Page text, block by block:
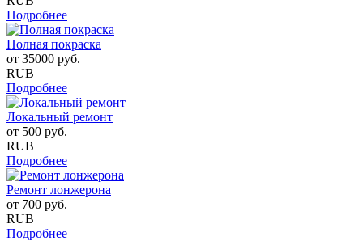
Подробнее
Полная покраска
от 35000 руб.
RUB
Подробнее
Локальный ремонт
от 500 руб.
RUB
Подробнее
Ремонт лонжерона
от 700 руб.
RUB
Подробнее